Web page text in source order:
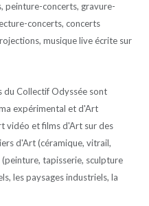
peinture-concerts, gravure-
concerts, concerts
musique live écrite sur
du Collectif Odyssée sont
expérimental et d'Art
vidéo et films d'Art sur des
d'Art (céramique, vitrail,
tapisserie, sculpture
les paysages industriels, la